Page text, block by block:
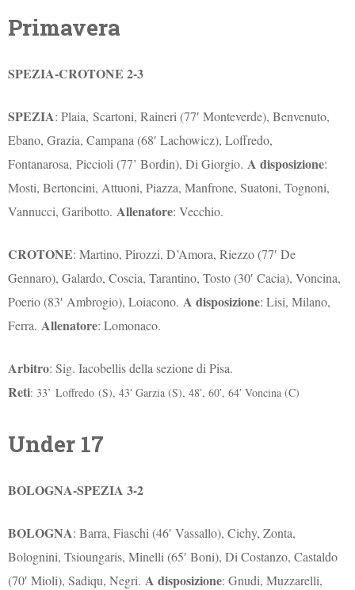
Primavera
SPEZIA-CROTONE 2-3
SPEZIA: Plaia, Scartoni, Raineri (77′ Monteverde), Benvenuto,
Ebano, Grazia, Campana (68′ Lachowicz), Loffredo,
Fontanarosa, Piccioli (77’ Bordin), Di Giorgio. A disposizione:
Mosti, Bertoncini, Attuoni, Piazza, Manfrone, Suatoni, Tognoni,
Vannucci, Garibotto. Allenatore: Vecchio.
CROTONE: Martino, Pirozzi, D’Amora, Riezzo (77′ De
Gennaro), Galardo, Coscia, Tarantino, Tosto (30′ Cacia), Voncina,
Poerio (83′ Ambrogio), Loiacono. A disposizione: Lisi, Milano,
Ferra. Allenatore: Lomonaco.
Arbitro: Sig. Iacobellis della sezione di Pisa.
Reti: 33’ Loffredo (S), 43′ Garzia (S), 48′, 60′, 64′ Voncina (C)
Under 17
BOLOGNA-SPEZIA 3-2
BOLOGNA: Barra, Fiaschi (46′ Vassallo), Cichy, Zonta,
Bolognini, Tsioungaris, Minelli (65′ Boni), Di Costanzo, Castaldo
(70′ Mioli), Sadiqu, Negri. A disposizione: Gnudi, Muzzarelli,